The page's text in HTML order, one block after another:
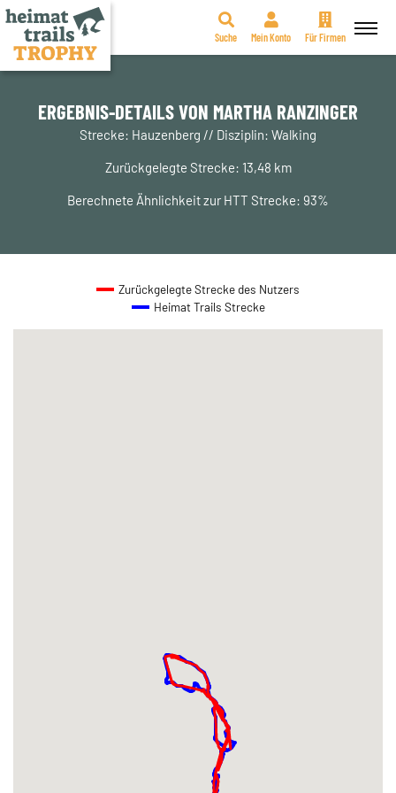
Zum
springen
Suche Mein Konto Für Firmen
ERGEBNIS-DETAILS VON MARTHA RANZINGER
Strecke: Hauzenberg // Disziplin: Walking
Zurückgelegte Strecke: 13,48 km
Berechnete Ähnlichkeit zur HTT Strecke: 93%
Zurückgelegte Strecke des Nutzers
Heimat Trails Strecke